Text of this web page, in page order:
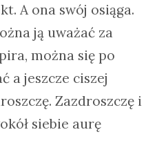
A ona swój osiąga.
ją uważać za
można się po
a jeszcze ciszej
Zazdroszczę i
siebie aurę